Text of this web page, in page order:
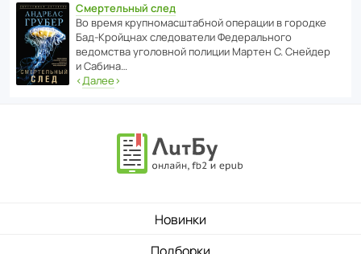
Смертельный след
Во время круп­но­мас­ш­та­бной операции в городке
Бад‑Крой­цнах следо­ва­тели Феде­раль­ного
ведомства уголо­вной полиции Мартен С. Снейдер
и Сабина…
‹Далее›
Новинки